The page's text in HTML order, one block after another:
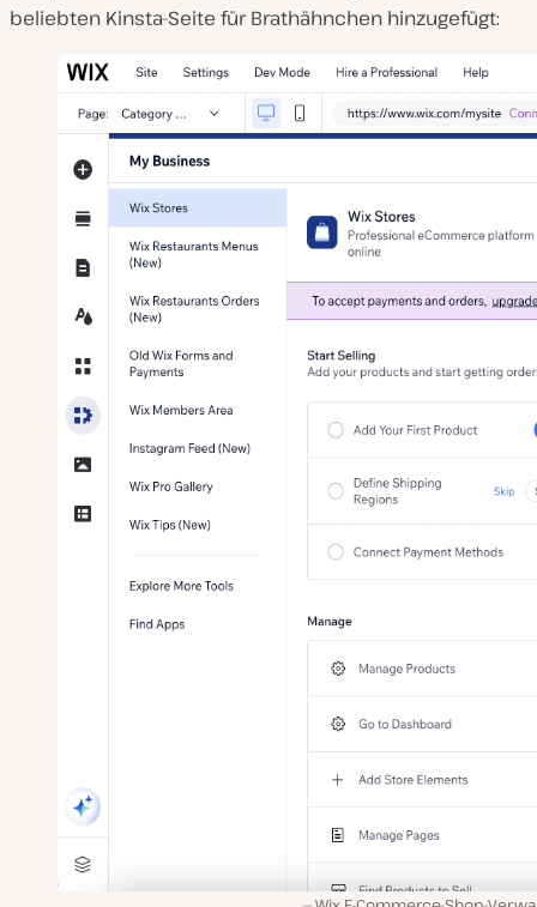
beliebten Kinsta-Seite für Brathähnchen hinzugefügt: